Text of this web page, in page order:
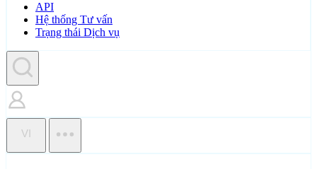
API
Hệ thống Tư vấn
Trạng thái Dịch vụ
VI